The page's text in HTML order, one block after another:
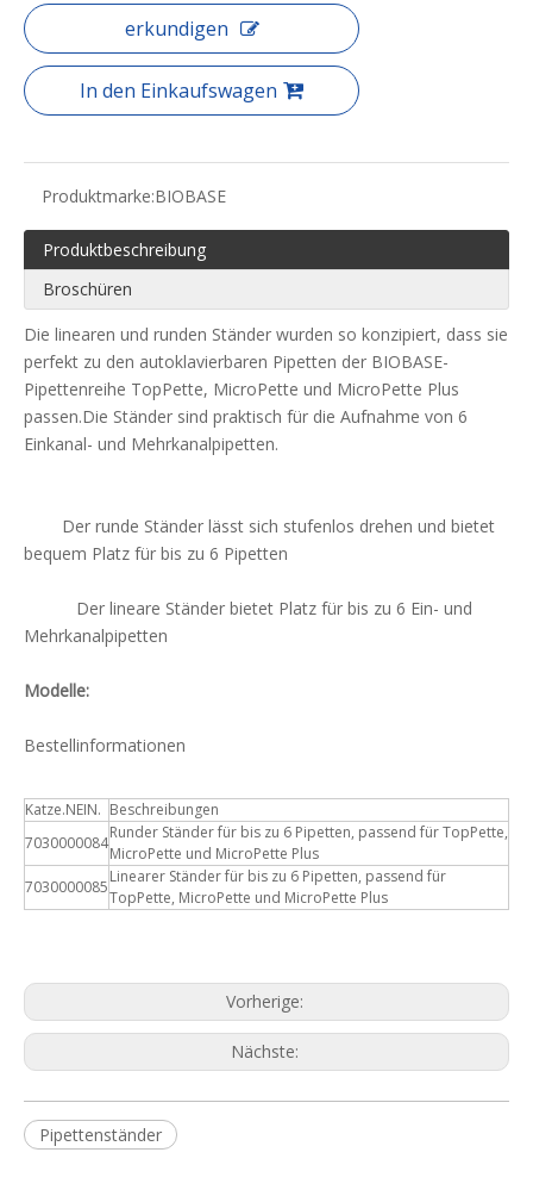
erkundigen
In den Einkaufswagen
Produktmarke:BIOBASE
Produktbeschreibung
Broschüren
Die linearen und runden Ständer wurden so konzipiert, dass sie
perfekt zu den autoklavierbaren Pipetten der BIOBASE-
Pipettenreihe TopPette, MicroPette und MicroPette Plus
passen.Die Ständer sind praktisch für die Aufnahme von 6
Einkanal- und Mehrkanalpipetten.
Der runde Ständer lässt sich stufenlos drehen und bietet
bequem Platz für bis zu 6 Pipetten
Der lineare Ständer bietet Platz für bis zu 6 Ein- und
Mehrkanalpipetten
Modelle:
Bestellinformationen
Katze.NEIN. Beschreibungen
7030000084
Runder Ständer für bis zu 6 Pipetten, passend für TopPette,
MicroPette und MicroPette Plus
7030000085
Linearer Ständer für bis zu 6 Pipetten, passend für
TopPette, MicroPette und MicroPette Plus
Vorherige:
Nächste:
Pipettenständer